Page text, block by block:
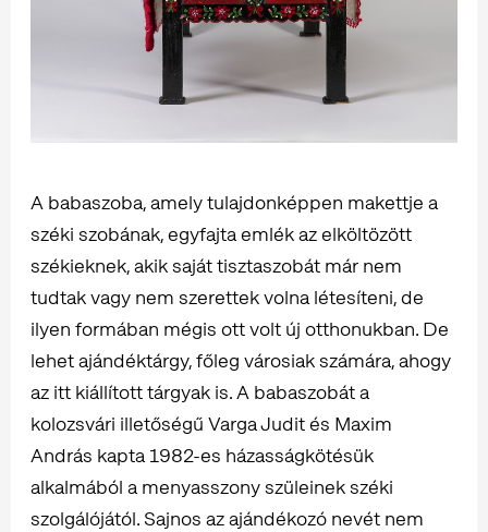
A babaszoba, amely tulajdonképpen makettje a
széki szobának, egyfajta emlék az elköltözött
székieknek, akik saját tisztaszobát már nem
tudtak vagy nem szerettek volna létesíteni, de
ilyen formában mégis ott volt új otthonukban. De
lehet ajándéktárgy, főleg városiak számára, ahogy
az itt kiállított tárgyak is. A babaszobát a
kolozsvári illetőségű Varga Judit és Maxim
András kapta 1982-es házasságkötésük
alkalmából a menyasszony szüleinek széki
szolgálójától. Sajnos az ajándékozó nevét nem